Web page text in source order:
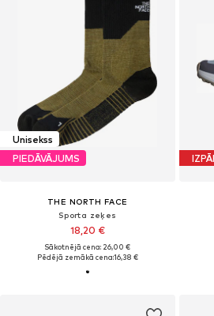
Unisekss
PIEDĀVĀJUMS
THE NORTH FACE
Sporta zeķes
18,20 €
Sākotnējā cena: 26,00 €
Pēdējā zemākā cena:16,38 €